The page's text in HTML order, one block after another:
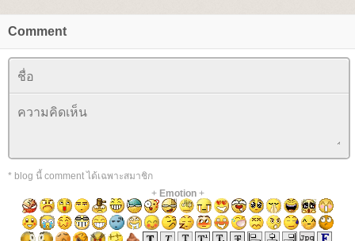
Comment
* blog นี้ comment ได้เฉพาะสมาชิก
+ Emotion+